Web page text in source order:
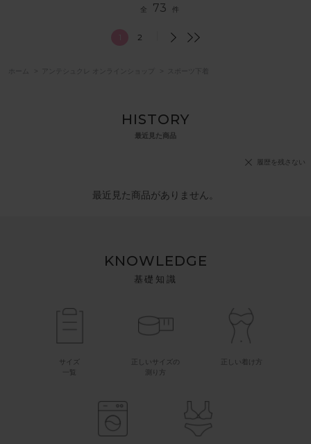
全 73 件
1 2
HISTORY
最近見た商品
履歴を残さない
最近見た商品がありません。
KNOWLEDGE
基礎知識
サイズ
一覧
正しいサイズの
測り方
正しい着け方